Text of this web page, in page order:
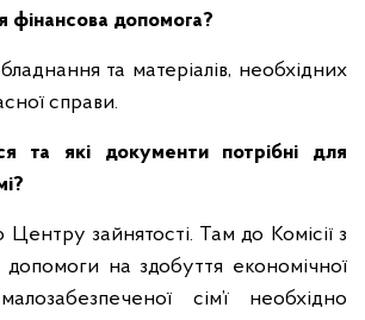
фінансова допомога?
та матеріалів, необхідних
справи.
та які документи потрібні для
зайнятості. Там до Комісії з
на здобуття економічної
сім’ї необхідно